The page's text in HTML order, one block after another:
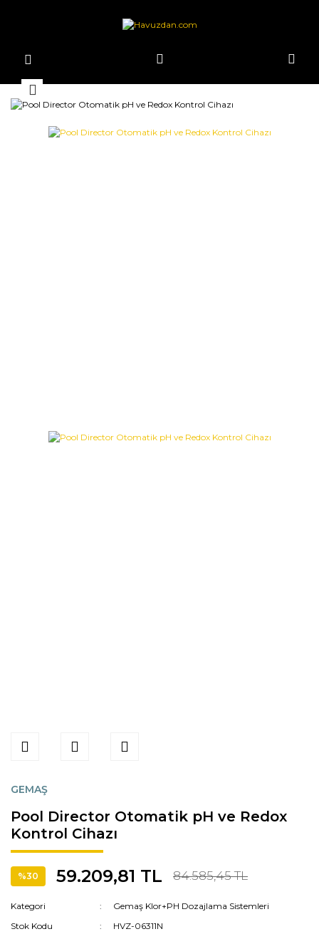
GEMAŞ
Pool Director Otomatik pH ve Redox
Kontrol Cihazı
%30 59.209,81 TL 84.585,45 TL
Kategori
Gemaş Klor+PH Dozajlama Sistemleri
Stok Kodu
HVZ-06311N